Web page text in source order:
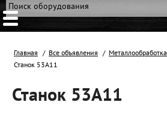
Главная Все объявления Металлообработка
Станок 53А11
Станок 53А11